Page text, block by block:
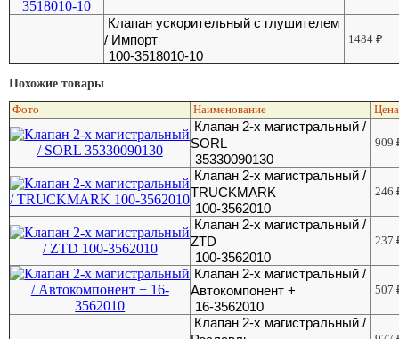
Клапан ускорительный с глушителем
/ Импорт
100-3518010-10
1484₽
Похожие товары
Фото Наименование Цена
Клапан 2-х магистральный /
SORL
35330090130
909
Клапан 2-х магистральный /
TRUCKMARK
100-3562010
246
Клапан 2-х магистральный /
ZTD
100-3562010
237
Клапан 2-х магистральный /
Автокомпонент +
16-3562010
507
Клапан 2-х магистральный /